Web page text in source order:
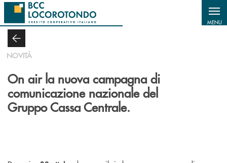
Salta al contenuto principale
MENU
NOVITÀ
On air la nuova campagna di
comunicazione nazionale del
Gruppo Cassa Centrale.